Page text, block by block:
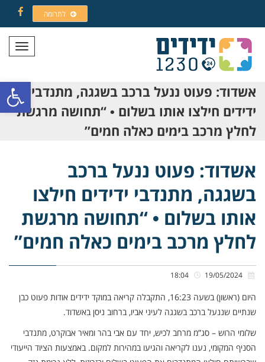
פתח
לתרומה
תפריט
אשדוד: פעוט ננעל ברכב בשגגה, מתנדבי
ידידים חילצו אותו בשלום • “תחושה מרגשת
לחלץ מרכב בימים כאלה חמים”
אשדוד: פעוט ננעל ברכב
בשגגה, מתנדבי ידידים חילצו
אותו בשלום • “תחושה מרגשת
לחלץ מרכב בימים כאלה חמים”
היום (ראשון) בשעה 16:23, התקבלה קריאה במוקד ידידים אודות פעוט כבן
שנתיים שננעל ברכב בשגגה לעיני אביו, ברחוב ניסן באשדוד.
שלומי הרוש – סג”מ מרחב לכיש, יחד עם אבי בהר ומאיר אבוקרט, מתנדבי
הסניף המקומי, נענו לקריאה והגיעו במהירות למקום. באמצעות הציוד הייעודי